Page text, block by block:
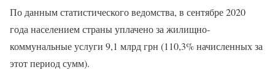
По данным статистического ведомства, в сентябре 2020
года населением страны уплачено за жилищно-
коммунальные услуги 9,1 млрд грн (110,3% начисленных за
этот период сумм).